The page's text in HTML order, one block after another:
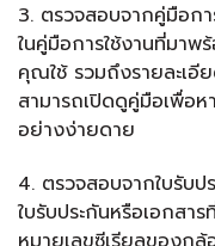
3. ตรวจสอบจากคู่มือกา
ในคู่มือการใช้งานที่มา
คุณใช้ รวมถึงรายละเอี
สามารถเปิดดูคู่มือเพื่อห
อย่างง่ายดาย
4. ตรวจสอบจากใบรับป
ใบรับประกันหรือเอกสา